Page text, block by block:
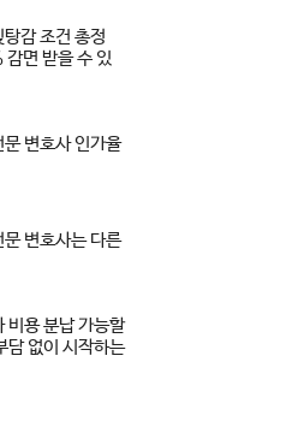
감 조건 총정
면 받을 수 있
변호사 인가율
변호사는 다른
비용 분납 가능할
담 없이 시작하는